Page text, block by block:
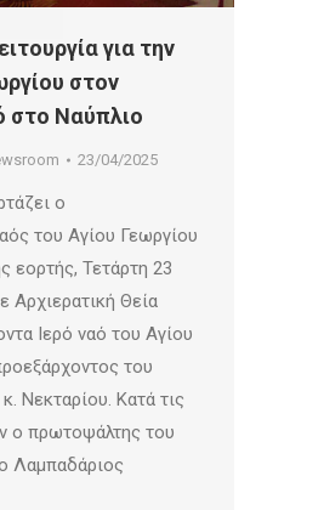
για την
στον
στο Ναύπλιο
23/04/2025
ο
του Αγίου Γεωργίου
εορτής, Τετάρτη 23
Αρχιερατική Θεία
Ιερό ναό του Αγίου
του
Νεκταρίου. Κατά τις
ο πρωτοψάλτης του
Λαμπαδάριος